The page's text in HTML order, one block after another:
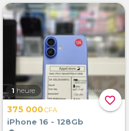
favorite_border
1 heure
375 000CFA
iPhone 16 - 128Gb